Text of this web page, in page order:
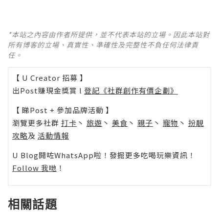
*本站之內容由作者所提供，並不代表本站的立場。因此本站對
所有博客的立場、真實性、準確性及完整性不負任何法律責
任。
【 U Creator 招募 】
出Post賺現金獎賞 l 登記《社群創作有價企劃》
【 睇Post + 參加品牌活動 】
瀏覽更多社群 打卡 丶 旅遊 丶 美食 丶 親子 丶 寵物 丶 扮靚
攻略及 活動情報
U Blog開咗WhatsApp啦！發掘更多吃喝玩樂資訊！
Follow 我哋 ！
相關話題